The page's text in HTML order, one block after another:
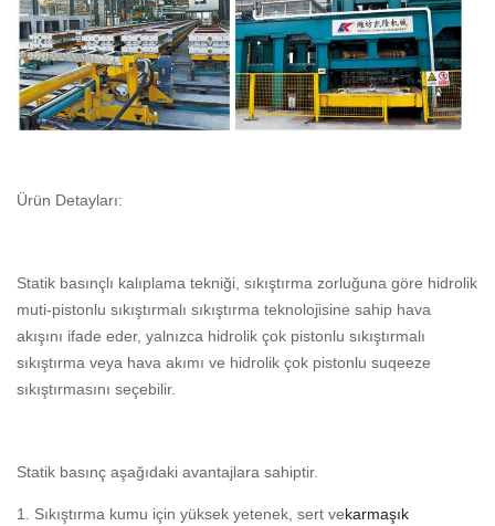
Ürün Detayları:
Statik basınçlı kalıplama tekniği, sıkıştırma zorluğuna göre hidrolik
muti-pistonlu sıkıştırmalı sıkıştırma teknolojisine sahip hava
akışını ifade eder, yalnızca hidrolik çok pistonlu sıkıştırmalı
sıkıştırma veya hava akımı ve hidrolik çok pistonlu suqeeze
sıkıştırmasını seçebilir.
Statik basınç aşağıdaki avantajlara sahiptir.
1. Sıkıştırma kumu için yüksek yetenek, sert vekarmaşık